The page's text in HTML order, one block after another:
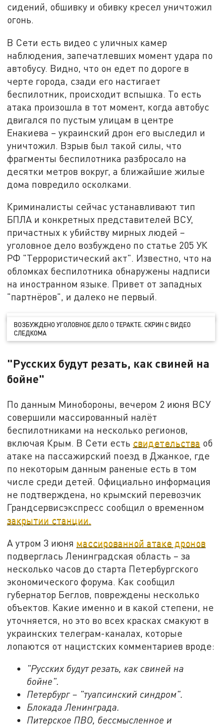
сидений, обшивку и обивку кресел уничтожил
огонь.
В Сети есть видео с уличных камер
наблюдения, запечатлевших момент удара по
автобусу. Видно, что он едет по дороге в
черте города, сзади его настигает
беспилотник, происходит вспышка. То есть
атака произошла в тот момент, когда автобус
двигался по пустым улицам в центре
Енакиева – украинский дрон его выследил и
уничтожил. Взрыв был такой силы, что
фрагменты беспилотника разбросало на
десятки метров вокруг, а ближайшие жилые
дома повредило осколками.
Криминалисты сейчас устанавливают тип
БПЛА и конкретных представителей ВСУ,
причастных к убийству мирных людей –
уголовное дело возбуждено по статье 205 УК
РФ "Террористический акт". Известно, что на
обломках беспилотника обнаружены надписи
на иностранном языке. Привет от западных
"партнёров", и далеко не первый.
ВОЗБУЖДЕНО УГОЛОВНОЕ ДЕЛО О ТЕРАКТЕ. СКРИН С ВИДЕО
СЛЕДКОМА
"Русских будут резать, как свиней на
бойне"
По данным Минобороны, вечером 2 июня ВСУ
совершили массированный налёт
беспилотниками на несколько регионов,
включая Крым. В Сети есть свидетельства об
атаке на пассажирский поезд в Джанкое, где
по некоторым данным раненые есть в том
числе среди детей. Официально информация
не подтверждена, но крымский перевозчик
Грандсервисэкспресс сообщил о временном
закрытии станции.
А утром 3 июня массированной атаке дронов
подверглась Ленинградская область – за
несколько часов до старта Петербургского
экономического форума. Как сообщил
губернатор Беглов, повреждены несколько
объектов. Какие именно и в какой степени, не
уточняется, но это во всех красках смакуют в
украинских телеграм-каналах, которые
лопаются от нацистских комментариев вроде:
"Русских будут резать, как свиней на
бойне".
Петербург – "туапсинский синдром".
Блокада Ленинграда.
Питерское ПВО, бессмысленное и